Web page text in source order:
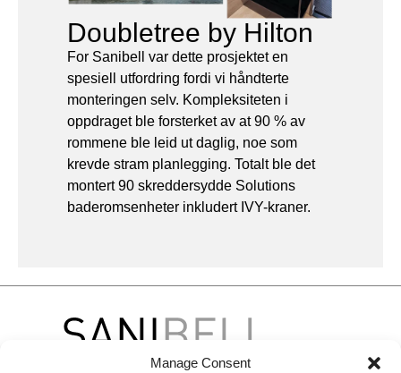
Manage Consent
For Sanibell var dette prosjektet en
spesiell utfordring fordi vi håndterte
monteringen selv. Kompleksiteten i
oppdraget ble forsterket av at 90 % av
rommene ble leid ut daglig, noe som
krevde stram planlegging. Totalt ble det
montert 90 skreddersydde Solutions
baderomsenheter inkludert IVY-kraner.